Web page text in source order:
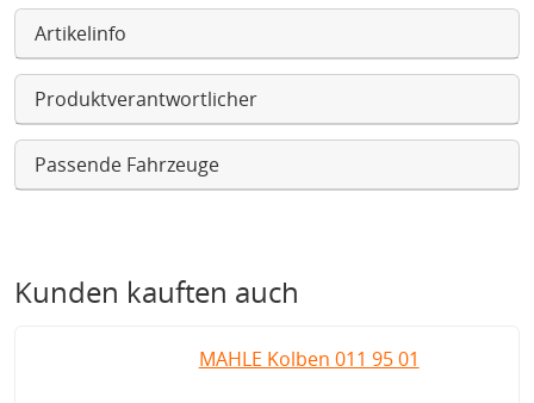
Artikelinfo
Produktverantwortlicher
Passende Fahrzeuge
Kunden kauften auch
MAHLE Kolben 011 95 01